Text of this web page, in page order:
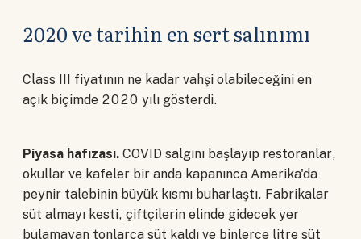
2020 ve tarihin en sert salınımı
Class III fiyatının ne kadar vahşi olabileceğini en
açık biçimde 2020 yılı gösterdi.
Piyasa hafızası. COVID salgını başlayıp restoranlar,
okullar ve kafeler bir anda kapanınca Amerika'da
peynir talebinin büyük kısmı buharlaştı. Fabrikalar
süt almayı kesti, çiftçilerin elinde gidecek yer
bulamayan tonlarca süt kaldı ve binlerce litre süt